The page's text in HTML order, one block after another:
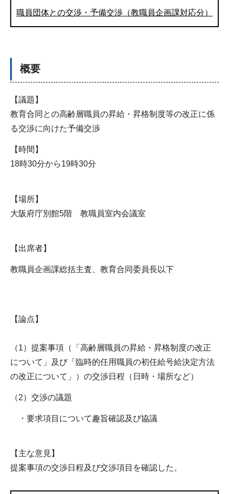
職員団体との交渉・予備交渉（教職員企画課対応分）
概要
【議題】
教育合同との高齢層職員の昇給・昇格制度等の改正に係
る交渉に向けた予備交渉
【時間】
18時30分から19時30分
【場所】
大阪府庁別館5階 教職員室内会議室
【出席者】
教職員企画課総括主査、教育合同委員長以下
【論点】
（1）提案事項（「高齢層職員の昇給・昇格制度の改正
について」及び「臨時的任用職員の初任給号給決定方法
の改正について」）の交渉日程（日時・場所など）
（2）交渉の議題
・要求項目について趣旨確認及び協議
【主な意見】
提案事項の交渉日程及び交渉項目を確認した。